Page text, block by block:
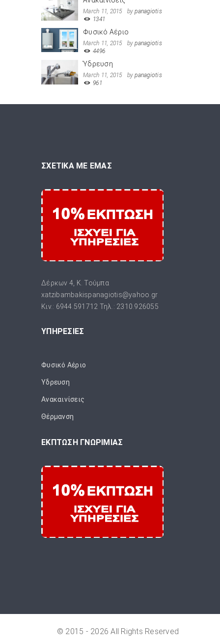
March 11, 2015 bypanagiotis
1341
Φυσικό Αέριο
March 11, 2015 bypanagiotis
4496
Ύδρευση
March 11, 2015 bypanagiotis
961
ΣΧΕΤΙΚΑ ΜΕ ΕΜΑΣ
Δέρκων 4, Κ. Τούμπα
xatzibambakispanagiotis@yahoo.gr
Κιν.: 6944.591712 Τηλ.: 2310.926055
ΥΠΗΡΕΣΙΕΣ
Φυσικό Αέριο
Ύδρευση
Ανακαινίσεις
Θέρμανση
ΕΚΠΤΩΣΗ ΓΝΩΡΙΜΙΑΣ
© 2015 - 2026 All Rights Reserved